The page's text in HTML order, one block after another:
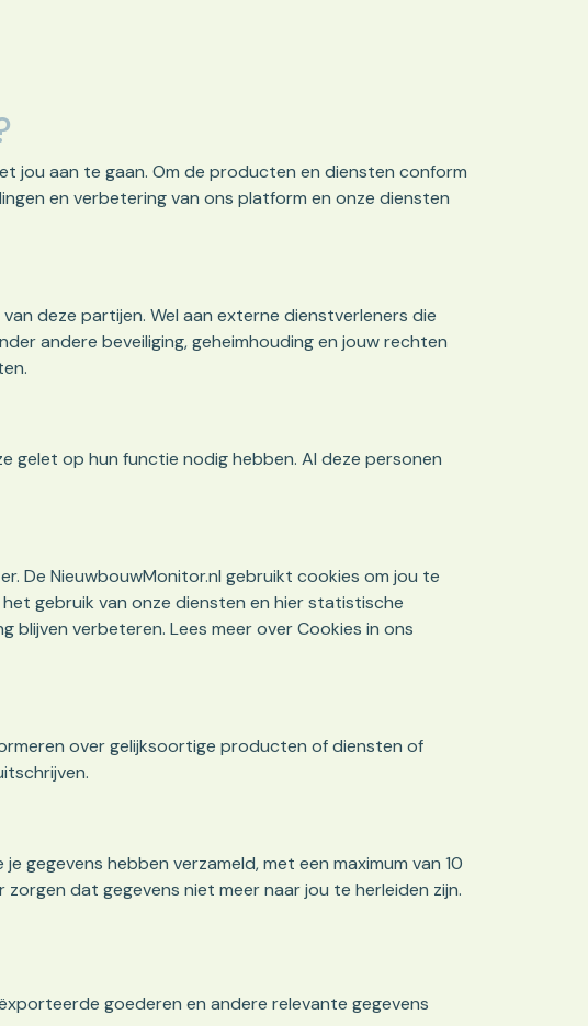
jou aan te gaan. Om de producten en diensten conform
en verbetering van ons platform en onze diensten
deze partijen. Wel aan externe dienstverleners die
andere beveiliging, geheimhouding en jouw rechten
gelet op hun functie nodig hebben. Al deze personen
De NieuwbouwMonitor.nl gebruikt cookies om jou te
gebruik van onze diensten en hier statistische
blijven verbeteren. Lees meer over Cookies in ons
over gelijksoortige producten of diensten of
gegevens hebben verzameld, met een maximum van 10
dat gegevens niet meer naar jou te herleiden zijn.
goederen en andere relevante gegevens